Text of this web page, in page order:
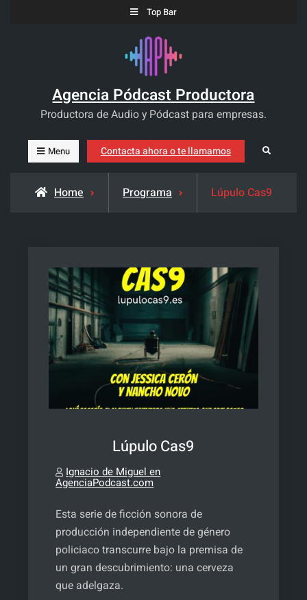
Top Bar
Agencia Pódcast Productora
Productora de Audio y Pódcast para empresas.
Menu Search
Contacta ahora o te llamamos
Home Programa Lúpulo Cas9
Lúpulo Cas9
Ignacio de Miguel en
AgenciaPodcast.com
Esta serie de ficción sonora de
producción independiente de género
policiaco transcurre bajo la premisa de
un gran descubrimiento: una cerveza
que adelgaza.